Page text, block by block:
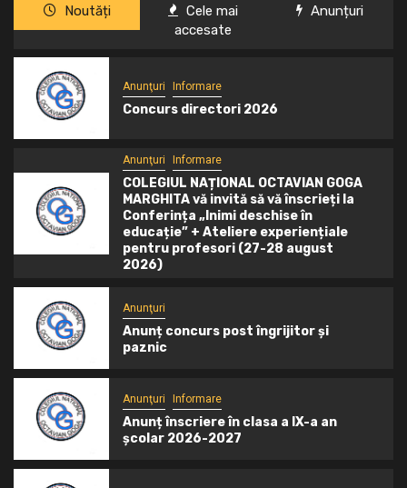
Noutăți
Cele mai
accesate
Anunțuri
Anunţuri Informare
Concurs directori 2026
Anunţuri Informare
COLEGIUL NAȚIONAL OCTAVIAN GOGA
MARGHITA vă invită să vă înscrieți la
Conferința „Inimi deschise în
educație” + Ateliere experiențiale
pentru profesori (27-28 august
2026)
Anunţuri
Anunț concurs post îngrijitor și
paznic
Anunţuri Informare
Anunț înscriere în clasa a IX-a an
școlar 2026-2027